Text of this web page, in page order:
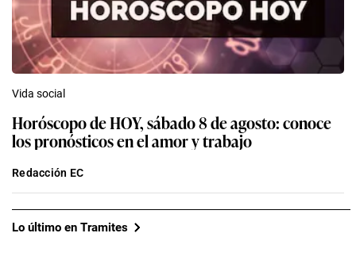
Vida social
Horóscopo de HOY, sábado 8 de agosto: conoce
los pronósticos en el amor y trabajo
Redacción EC
Lo último en Tramites